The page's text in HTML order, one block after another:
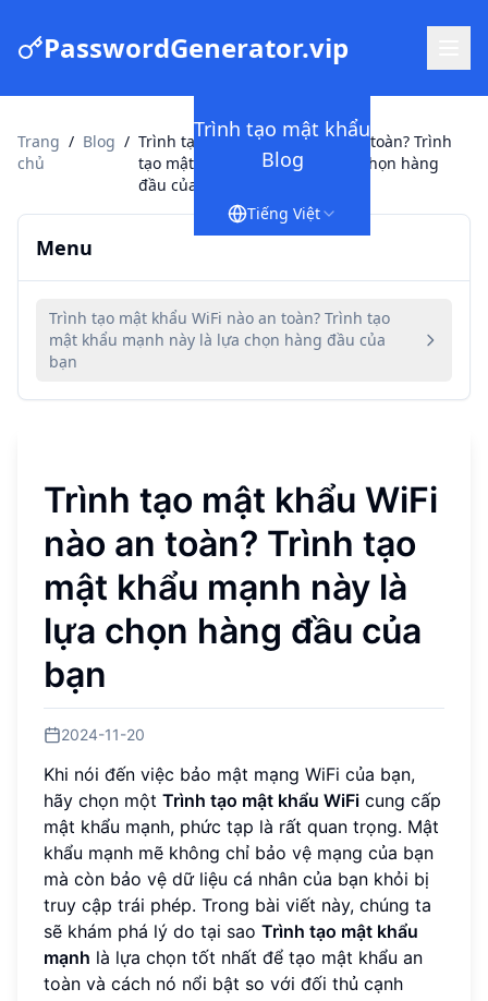
PasswordGenerator.vip
Trình tạo mật khẩu
Blog
Tiếng Việt
Trang
chủ
/ Blog / Trình tạo mật khẩu WiFi nào an toàn? Trình
tạo mật khẩu mạnh này là lựa chọn hàng
đầu của bạn
Menu
Trình tạo mật khẩu WiFi nào an toàn? Trình tạo
mật khẩu mạnh này là lựa chọn hàng đầu của
bạn
Trình tạo mật khẩu WiFi
nào an toàn? Trình tạo
mật khẩu mạnh này là
lựa chọn hàng đầu của
bạn
2024-11-20
Khi nói đến việc bảo mật mạng WiFi của bạn,
hãy chọn một Trình tạo mật khẩu WiFi cung cấp
mật khẩu mạnh, phức tạp là rất quan trọng. Mật
khẩu mạnh mẽ không chỉ bảo vệ mạng của bạn
mà còn bảo vệ dữ liệu cá nhân của bạn khỏi bị
truy cập trái phép. Trong bài viết này, chúng ta
sẽ khám phá lý do tại sao Trình tạo mật khẩu
mạnh là lựa chọn tốt nhất để tạo mật khẩu an
toàn và cách nó nổi bật so với đối thủ cạnh